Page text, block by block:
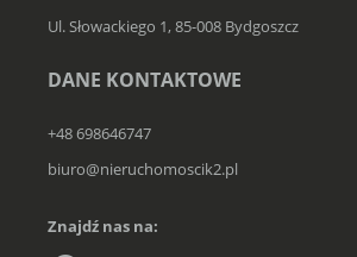
Ul. Słowackiego 1, 85-008 Bydgoszcz
DANE KONTAKTOWE
+48 698646747
biuro@nieruchomoscik2.pl
Znajdź nas na: